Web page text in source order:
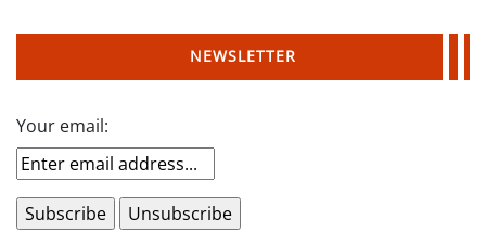
NEWSLETTER
Your email: